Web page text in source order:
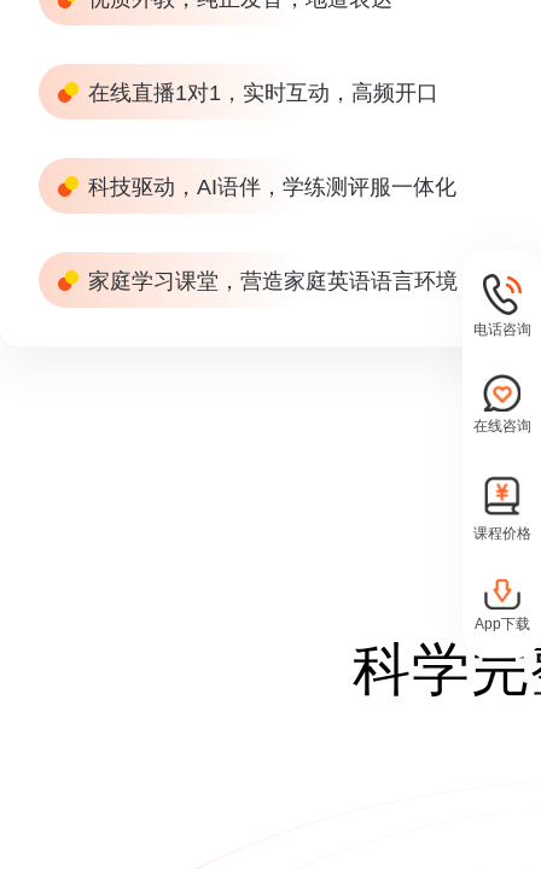
电话咨询
在线咨询
课程价格
App下载
在线直播1对1，实时互动，高频开口
科技驱动，AI语伴，学练测评服一体化
家庭学习课堂，营造家庭英语语言环境
科学